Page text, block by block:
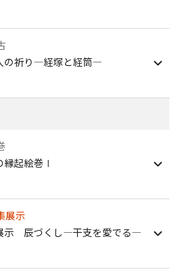
の祈り―経塚と経筒―
縁起絵巻Ⅰ
展示
示 辰づくし―干支を愛でる―